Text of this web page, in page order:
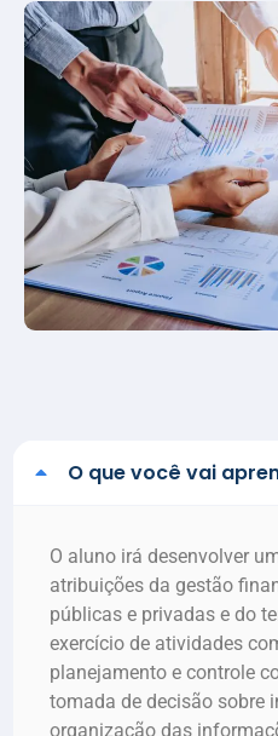
O que você vai
O aluno irá desenvolver
atribuições da gestão
públicas e privadas e do
exercício de atividades
planejamento e controle
tomada de decisão sobre
organização das